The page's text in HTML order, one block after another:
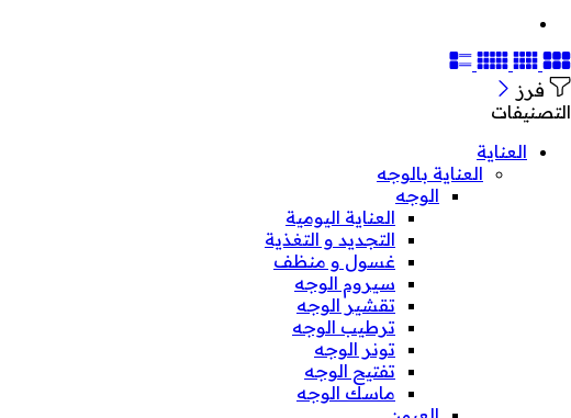
فرز
التصنيفات
العناية
العناية بالوجه
الوجه
العناية اليومية
التجديد و التغذية
غسول و منظف
سيروم الوجه
تقشير الوجه
ترطيب الوجه
تونر الوجه
تفتيح الوجه
ماسك الوجه